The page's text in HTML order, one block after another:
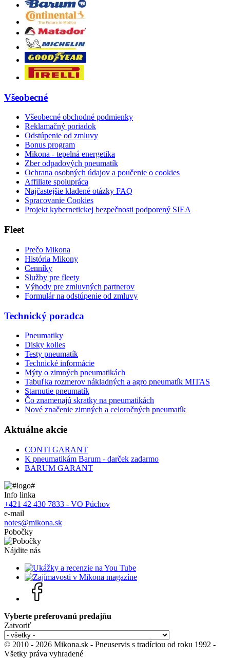
Všeobecné
Všeobecné obchodné podmienky
Reklamačný poriadok
Odstúpenie od zmluvy
Bonus program
Mikona - tepelná energetika
Zber odpadových pneumatík
Ochrana osobných údajov a poučenie o cookies
Affiliate spolupráca
Najčastejšie kladené otázky FAQ
Spracovanie Cookies
Projekt kybernetickej bezpečnosti podporený SIEA
Fleet
Prečo Mikona
História Mikony
Cenníky
Služby pre fleety
Výhody pre zmluvných partnerov
Formulár na odstúpenie od zmluvy
Technický poradca
Pneumatiky
Disky kolies
Testy pneumatík
Technické informácie
Mýty o zimných pneumatikách
Tabuľka rozmerov nákladných a agro pneumatík MITAS
Starnutie pneumatík
Čo znamenajú skratky na pneumatikách
Nové značenie zimných a celoročných pneumatík
Aktuálne akcie
CONTI GARANT
K pneumatikám Barum - darček zadarmo
BARUM GARANT
Info linka
+421 42 430 7833 - VO Púchov
e-mail
notes@mikona.sk
Pobočky
Nájdite nás
Vyberte preferovanú predajňu
Zatvoriť
© 2010 - 2026 Mikona.sk - Pneuservis s tradíciou od roku 1992 -
Všetky práva vyhradené